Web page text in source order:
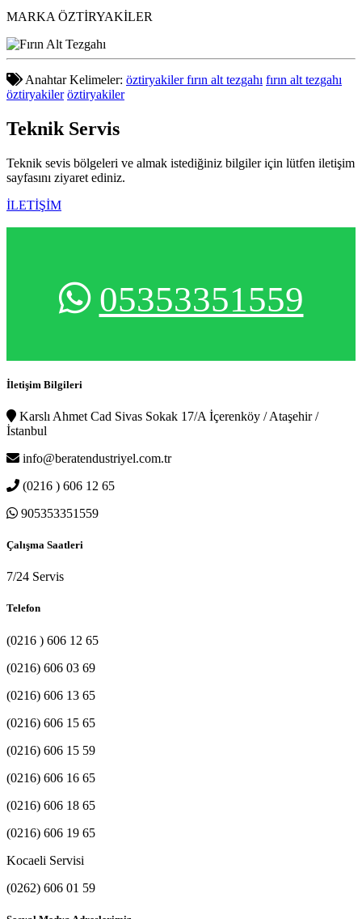
MARKA ÖZTİRYAKİLER
Anahtar Kelimeler: öztiryakiler fırın alt tezgahı fırın alt tezgahı
öztiryakiler öztiryakiler
Teknik Servis
Teknik sevis bölgeleri ve almak istediğiniz bilgiler için lütfen iletişim
sayfasını ziyaret ediniz.
İLETİŞİM
05353351559
İletişim Bilgileri
Karslı Ahmet Cad Sivas Sokak 17/A İçerenköy / Ataşehir /
İstanbul
info@beratendustriyel.com.tr
(0216 ) 606 12 65
905353351559
Çalışma Saatleri
7/24 Servis
Telefon
(0216 ) 606 12 65
(0216) 606 03 69
(0216) 606 13 65
(0216) 606 15 65
(0216) 606 15 59
(0216) 606 16 65
(0216) 606 18 65
(0216) 606 19 65
Kocaeli Servisi
(0262) 606 01 59